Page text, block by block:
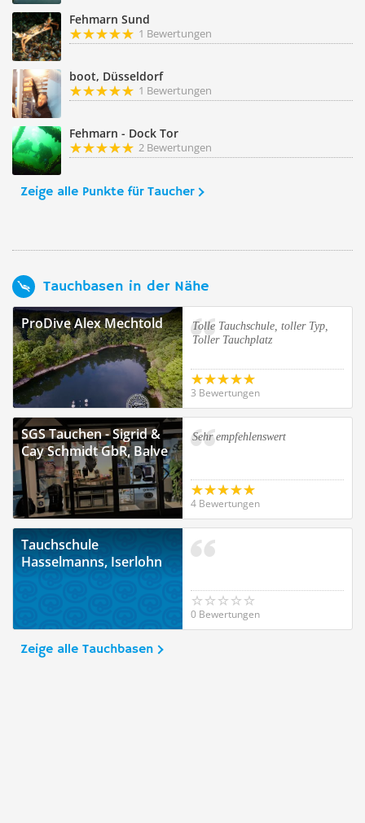
Fehmarn Sund
1 Bewertungen
boot, Düsseldorf
1 Bewertungen
Fehmarn - Dock Tor
2 Bewertungen
Zeige alle Punkte für Taucher
Tauchbasen in der Nähe
ProDive Alex Mechtold
Tolle Tauchschule, toller Typ,
Toller Tauchplatz
3 Bewertungen
SGS Tauchen - Sigrid &
Cay Schmidt GbR, Balve
Sehr empfehlenswert
4 Bewertungen
Tauchschule
Hasselmanns, Iserlohn
0 Bewertungen
Zeige alle Tauchbasen